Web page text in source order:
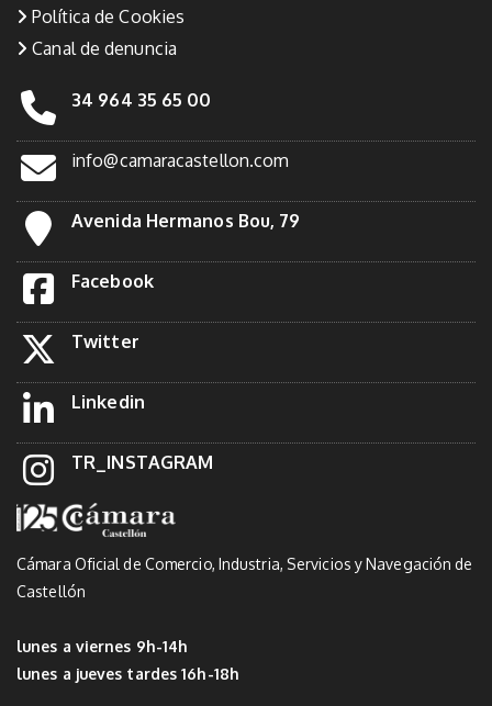
Política de Cookies
Canal de denuncia
34 964 35 65 00
info@camaracastellon.com
Avenida Hermanos Bou, 79
Facebook
Twitter
Linkedin
TR_INSTAGRAM
Cámara Oficial de Comercio, Industria, Servicios y Navegación de
Castellón
lunes a viernes 9h-14h
lunes a jueves tardes 16h-18h